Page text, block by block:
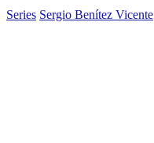
Series Sergio Benítez Vicente